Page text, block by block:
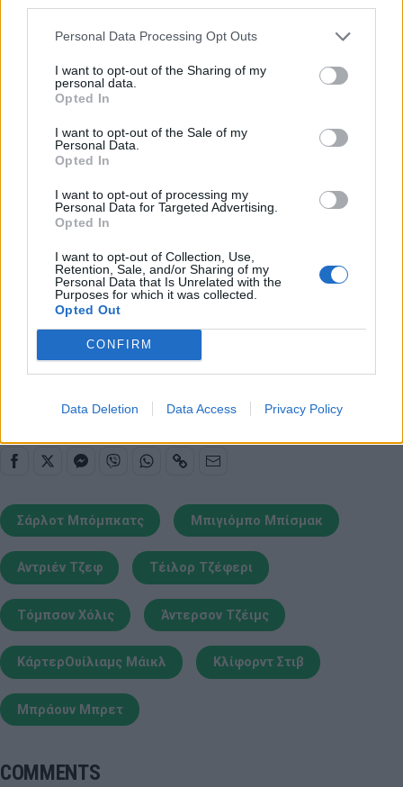
Personal Data Processing Opt Outs
I want to opt-out of the Sharing of my
personal data.
Opted In
I want to opt-out of the Sale of my
Personal Data.
Opted In
I want to opt-out of processing my
Personal Data for Targeted Advertising.
Opted In
I want to opt-out of Collection, Use,
Retention, Sale, and/or Sharing of my
Personal Data that Is Unrelated with the
Purposes for which it was collected.
Opted Out
CONFIRM
Data Deletion Data Access Privacy Policy
Μάικλ Κιντ-Γκίλκριστ
Τζεφ Τέιλορ
Τζος Μακ Ρόμπερτς
Μπίσμακ Μπιγιόμπο
Τζεφ Άντριεν
Τζέιμς Σάουδερλαντ
Κόντι Ζέλερ
Μπρένταν Χέιγουντ
Παιχνίδι από παντού στη Novibet με το
Σάρλοτ Μπόμπκατς Μπιγιόμπο Μπίσμακ
Αντριέν Τζεφ Τέιλορ Τζέφερι
Τόμπσον Χόλις Άντερσον Τζέιμς
ΚάρτερΟυίλιαμς Μάικλ Κλίφορντ Στιβ
Μπράουν Μπρετ
COMMENTS